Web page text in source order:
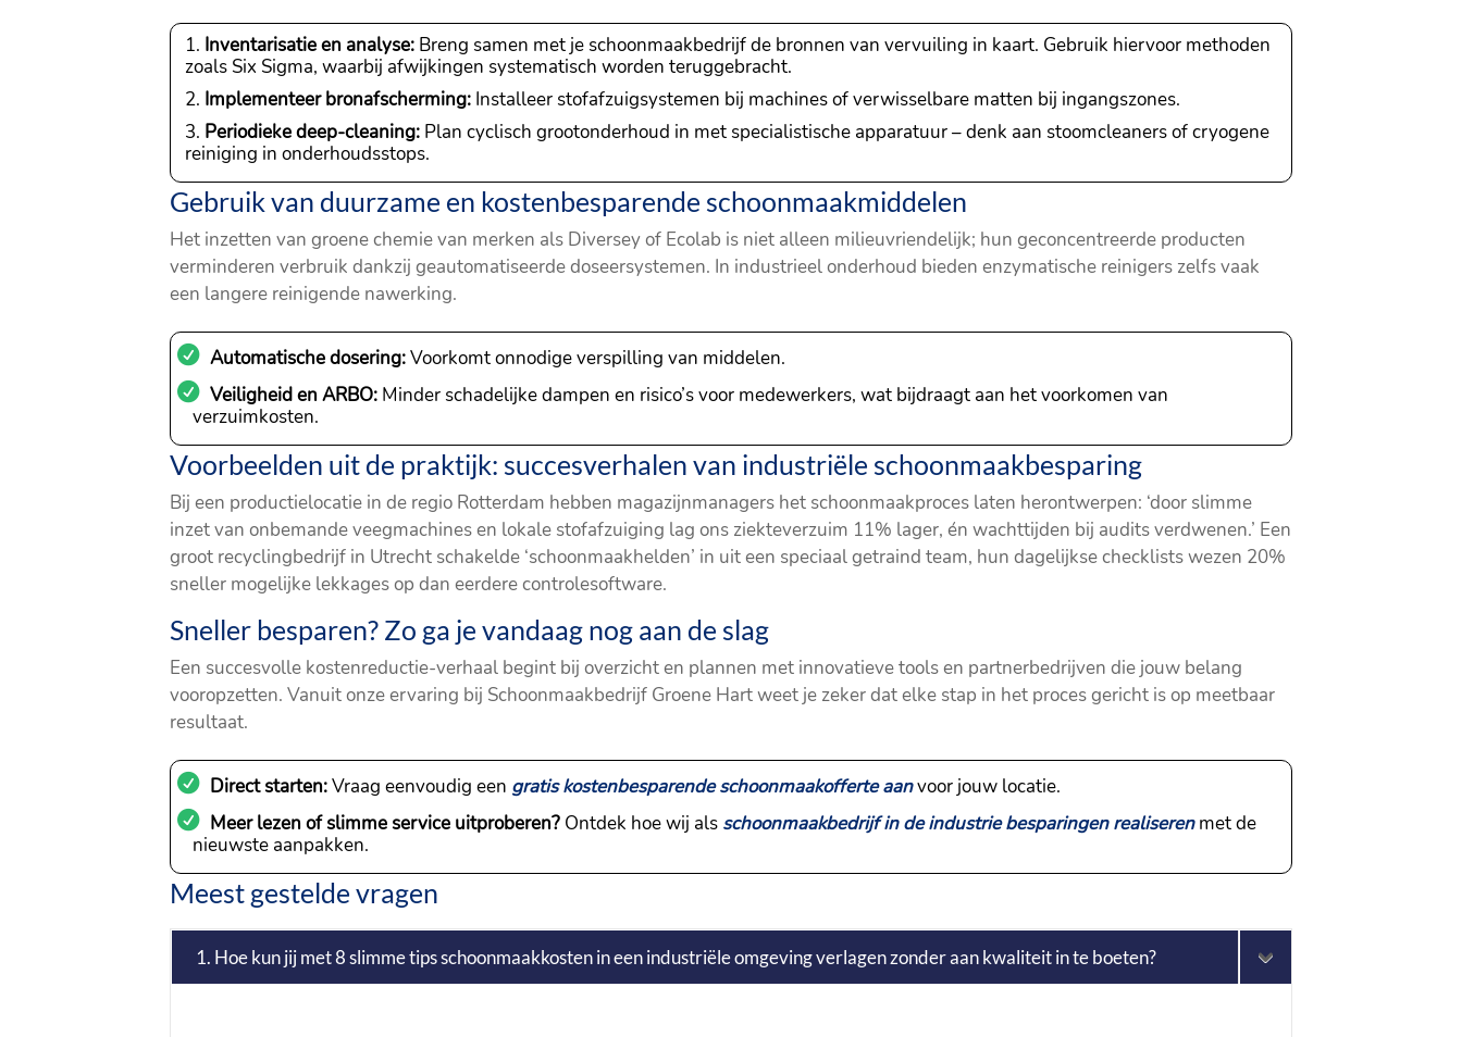
Inventarisatie en analyse: Breng samen met je schoonmaakbedrijf de bronnen van vervuiling in kaart. Gebruik hiervoor methoden
zoals Six Sigma, waarbij afwijkingen systematisch worden teruggebracht.
Implementeer bronafscherming: Installeer stofafzuigsystemen bij machines of verwisselbare matten bij ingangszones.
Periodieke deep-cleaning: Plan cyclisch grootonderhoud in met specialistische apparatuur – denk aan stoomcleaners of cryogene
reiniging in onderhoudsstops.
Gebruik van duurzame en kostenbesparende schoonmaakmiddelen
Het inzetten van groene chemie van merken als Diversey of Ecolab is niet alleen milieuvriendelijk; hun geconcentreerde producten
verminderen verbruik dankzij geautomatiseerde doseersystemen. In industrieel onderhoud bieden enzymatische reinigers zelfs vaak
een langere reinigende nawerking.
Automatische dosering:Voorkomt onnodige verspilling van middelen.
Veiligheid en ARBO: Minder schadelijke dampen en risico’s voor medewerkers, wat bijdraagt aan het voorkomen van
verzuimkosten.
Voorbeelden uit de praktijk: succesverhalen van industriële schoonmaakbesparing
Bij een productielocatie in de regio Rotterdam hebben magazijnmanagers het schoonmaakproces laten herontwerpen: ‘door slimme
inzet van onbemande veegmachines en lokale stofafzuiging lag ons ziekteverzuim 11% lager, én wachttijden bij audits verdwenen.’ Een
groot recyclingbedrijf in Utrecht schakelde ‘schoonmaakhelden’ in uit een speciaal getraind team, hun dagelijkse checklists wezen 20%
sneller mogelijke lekkages op dan eerdere controlesoftware.
Sneller besparen? Zo ga je vandaag nog aan de slag
Een succesvolle kostenreductie-verhaal begint bij overzicht en plannen met innovatieve tools en partnerbedrijven die jouw belang
vooropzetten. Vanuit onze ervaring bij Schoonmaakbedrijf Groene Hart weet je zeker dat elke stap in het proces gericht is op meetbaar
resultaat.
Direct starten:Vraag eenvoudig een gratis kostenbesparende schoonmaakofferte aanvoor jouw locatie.
Meer lezen of slimme service uitproberen? Ontdek hoe wij als schoonmaakbedrijf in de industrie besparingen realiserenmet de
nieuwste aanpakken.
Meest gestelde vragen
1. Hoe kun jij met 8 slimme tips schoonmaakkosten in een industriële omgeving verlagen zonder aan kwaliteit in te boeten?